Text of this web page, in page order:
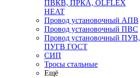
ПВКВ, ПРКА, OLFLEX
HEAT
Провод установочный АПВ
Провод установочный ПВС
Провод установочный ПУВ,
ПУГВ ГОСТ
СИП
Тросы стальные
Ещё